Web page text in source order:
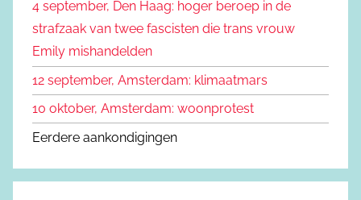
r
:
4 september, Den Haag: hoger beroep in de
strafzaak van twee fascisten die trans vrouw
Emily mishandelden
12 september, Amsterdam: klimaatmars
10 oktober, Amsterdam: woonprotest
Eerdere aankondigingen